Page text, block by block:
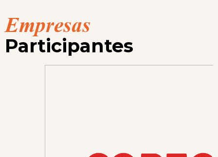
Empresas
Participantes